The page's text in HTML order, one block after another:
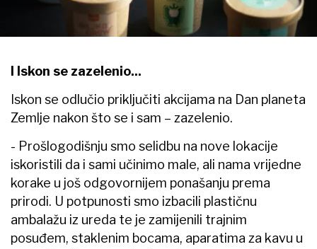
I Iskon se zazelenio...
Iskon se odlučio priključiti akcijama na Dan planeta
Zemlje nakon što se i sam – zazelenio.
- Prošlogodišnju smo selidbu na nove lokacije
iskoristili da i sami učinimo male, ali nama vrijedne
korake u još odgovornijem ponašanju prema
prirodi. U potpunosti smo izbacili plastičnu
ambalažu iz ureda te je zamijenili trajnim
posuđem, staklenim bocama, aparatima za kavu u